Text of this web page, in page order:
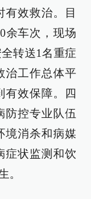
效救治。目
余车次，现场
转送1名重症
治工作总体平
有效保障。四
防控专业队伍
境消杀和病媒
症状监测和饮
。